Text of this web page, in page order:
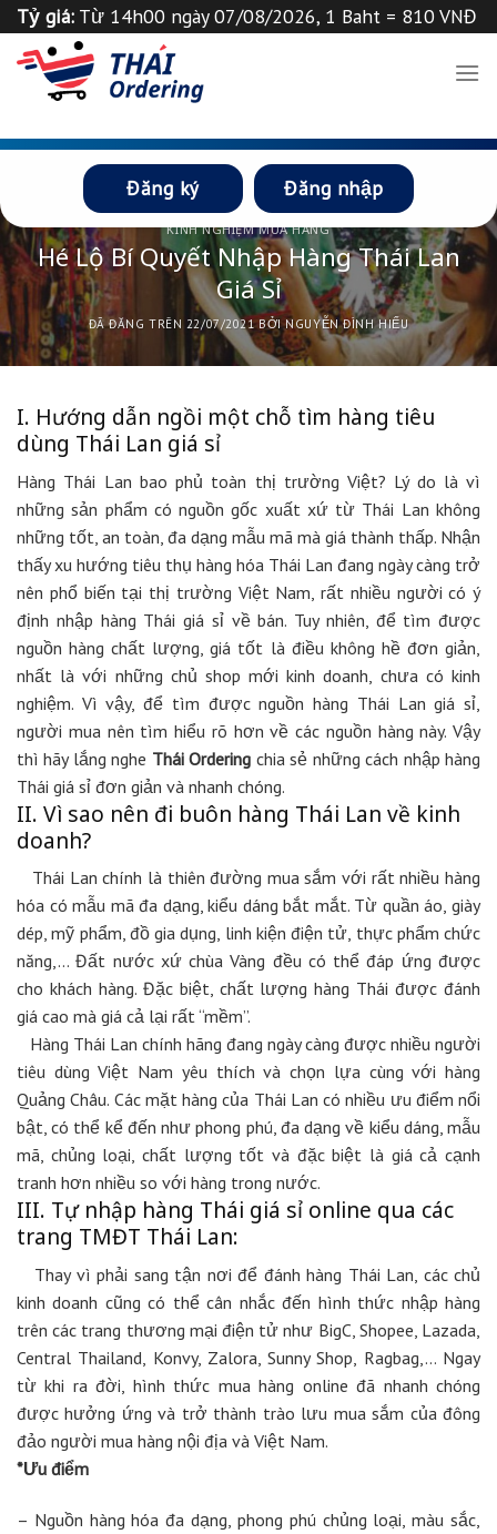
Chuyển
nội
Tỷ giá: Từ 14h00 ngày 07/08/2026, 1 Baht = 810 VNĐ
Tỉ giá 1 ฿=
Đăng ký Đăng nhập
KINH NGHIỆM MUA HÀNG
Hé Lộ Bí Quyết Nhập Hàng Thái Lan
Giá Sỉ
ĐÃ ĐĂNG TRÊN 22/07/2021 BỞINGUYỄN ĐÌNH HIẾU
I. Hướng dẫn ngồi một chỗ tìm hàng tiêu
dùng Thái Lan giá sỉ
Hàng Thái Lan bao phủ toàn thị trường Việt? Lý do là vì
những sản phẩm có nguồn gốc xuất xứ từ Thái Lan không
những tốt, an toàn, đa dạng mẫu mã mà giá thành thấp. Nhận
thấy xu hướng tiêu thụ hàng hóa Thái Lan đang ngày càng trở
nên phổ biến tại thị trường Việt Nam, rất nhiều người có ý
định nhập hàng Thái giá sỉ về bán. Tuy nhiên, để tìm được
nguồn hàng chất lượng, giá tốt là điều không hề đơn giản,
nhất là với những chủ shop mới kinh doanh, chưa có kinh
nghiệm. Vì vậy, để tìm được nguồn hàng Thái Lan giá sỉ,
người mua nên tìm hiểu rõ hơn về các nguồn hàng này. Vậy
thì hãy lắng nghe Thái Ordering chia sẻ những cách nhập hàng
Thái giá sỉ đơn giản và nhanh chóng.
II. Vì sao nên đi buôn hàng Thái Lan về kinh
doanh?
Thái Lan chính là thiên đường mua sắm với rất nhiều hàng
hóa có mẫu mã đa dạng, kiểu dáng bắt mắt. Từ quần áo, giày
dép, mỹ phẩm, đồ gia dụng, linh kiện điện tử, thực phẩm chức
năng,… Đất nước xứ chùa Vàng đều có thể đáp ứng được
cho khách hàng. Đặc biệt, chất lượng hàng Thái được đánh
giá cao mà giá cả lại rất “mềm”.
Hàng Thái Lan chính hãng đang ngày càng được nhiều người
tiêu dùng Việt Nam yêu thích và chọn lựa cùng với hàng
Quảng Châu. Các mặt hàng của Thái Lan có nhiều ưu điểm nổi
bật, có thể kể đến như phong phú, đa dạng về kiểu dáng, mẫu
mã, chủng loại, chất lượng tốt và đặc biệt là giá cả cạnh
tranh hơn nhiều so với hàng trong nước.
III. Tự nhập hàng Thái giá sỉ online qua các
trang TMĐT Thái Lan:
Thay vì phải sang tận nơi để đánh hàng Thái Lan, các chủ
kinh doanh cũng có thể cân nhắc đến hình thức nhập hàng
trên các trang thương mại điện tử như BigC, Shopee, Lazada,
Central Thailand, Konvy, Zalora, Sunny Shop, Ragbag,… Ngay
từ khi ra đời, hình thức mua hàng online đã nhanh chóng
được hưởng ứng và trở thành trào lưu mua sắm của đông
đảo người mua hàng nội địa và Việt Nam.
*Ưu điểm
– Nguồn hàng hóa đa dạng, phong phú chủng loại, màu sắc,